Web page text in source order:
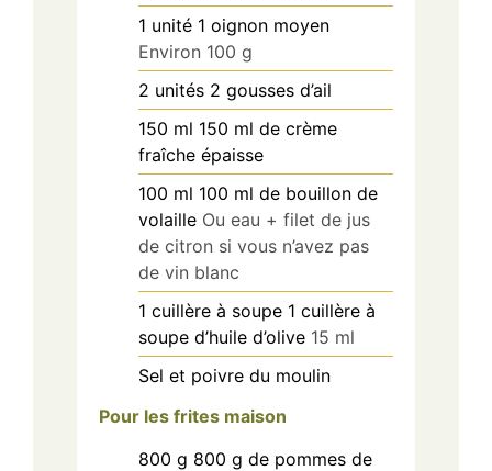
1 unité 1 oignon moyen
Environ 100 g
2 unités 2 gousses d’ail
150 ml 150 ml de crème
fraîche épaisse
100 ml 100 ml de bouillon de
volaille Ou eau + filet de jus
de citron si vous n’avez pas
de vin blanc
1 cuillère à soupe 1 cuillère à
soupe d’huile d’olive 15 ml
Sel et poivre du moulin
Pour les frites maison
800 g 800 g de pommes de